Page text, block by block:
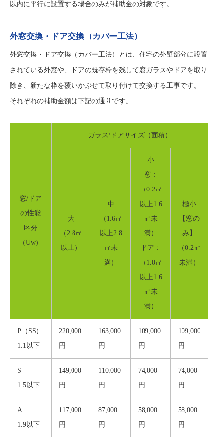
以内に平行に設置する場合のみが補助金の対象です。
外窓交換・ドア交換（カバー工法）
外窓交換・ドア交換（カバー工法）とは、住宅の外壁部分に設置
されている外窓や、ドアの既存枠を残して窓ガラスやドアを取り
除き、新たな枠を覆いかぶせて取り付けて交換する工事です。
それぞれの補助金額は下記の通りです。
窓/ドア
の性能
区分
（Uw）
ガラス/ドアサイズ（面積）
大
（2.8㎡
以上）
中
（1.6㎡
以上2.8
㎡未
満）
小
窓：
（0.2㎡
以上1.6
㎡未
満）
ドア：
（1.0㎡
以上1.6
㎡未
満）
極小
【窓の
み】
（0.2㎡
未満）
P（SS）
1.1以下
220,000
円
163,000
円
109,000
円
109,000
円
S
1.5以下
149,000
円
110,000
円
74,000
円
74,000
円
A
1.9以下
117,000
円
87,000
円
58,000
円
58,000
円